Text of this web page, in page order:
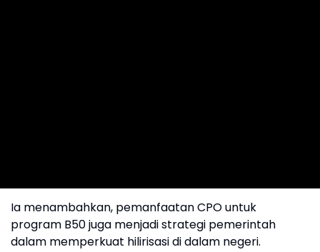
Ia menambahkan, pemanfaatan CPO untuk
program B50 juga menjadi strategi pemerintah
dalam memperkuat hilirisasi di dalam negeri.